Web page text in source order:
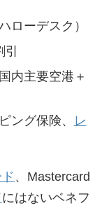
ローデスク）
国内主要空港＋
ング保険、
レ
、Mastercard
にはないベネフ